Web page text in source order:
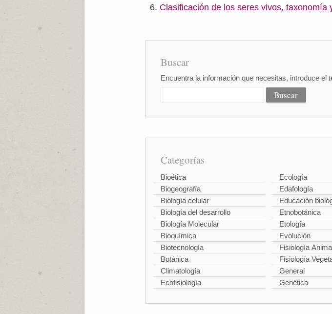
Clasificación de los seres vivos, taxonomía
Buscar
Encuentra la información que necesitas, introduce el
Categorías
Bioética
Biogeografía
Biología celular
Biología del desarrollo
Biología Molecular
Bioquímica
Biotecnología
Botánica
Climatología
Ecofisiología
Ecología
Edafología
Educación
Etnobotánica
Etología
Evolución
Fisiología
Fisiología
General
Genética